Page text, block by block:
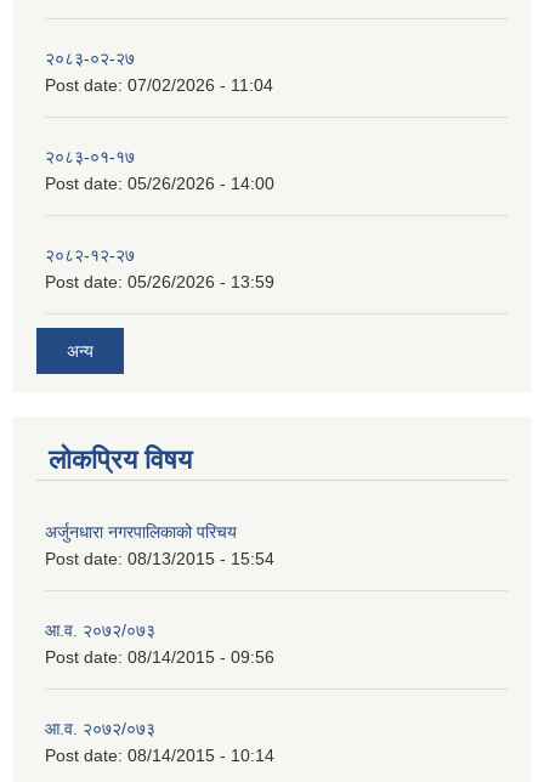
२०८३-०२-२७
Post date: 07/02/2026 - 11:04
२०८३-०१-१७
Post date: 05/26/2026 - 14:00
२०८२-१२-२७
Post date: 05/26/2026 - 13:59
अन्य
लोकप्रिय विषय
अर्जुनधारा नगरपालिकाको परिचय
Post date: 08/13/2015 - 15:54
आ.व. २०७२/०७३
Post date: 08/14/2015 - 09:56
आ.व. २०७२/०७३
Post date: 08/14/2015 - 10:14